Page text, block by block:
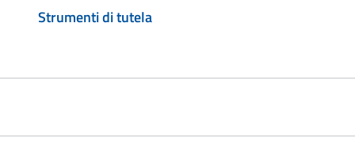
Strumenti di tutela